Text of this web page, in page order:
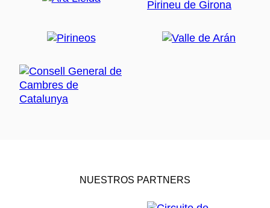
NUESTROS PARTNERS